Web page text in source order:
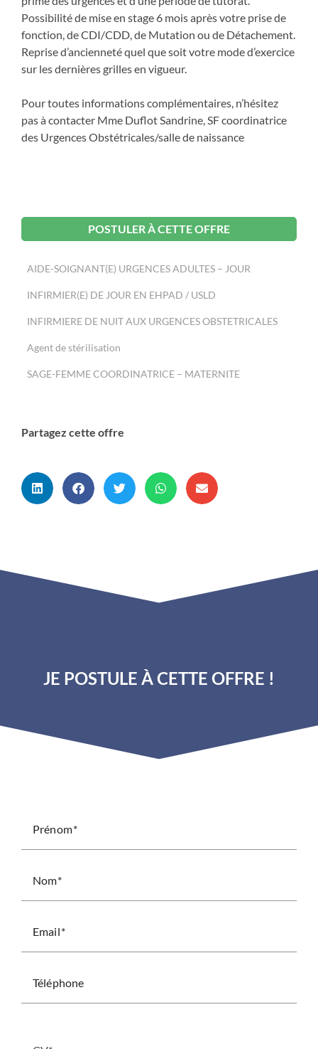
Possibilité de mise en stage 6 mois après votre prise de
fonction, de CDI/CDD, de Mutation ou de Détachement.
Reprise d’ancienneté quel que soit votre mode d’exercice
sur les dernières grilles en vigueur.
Pour toutes informations complémentaires, n’hésitez
pas à contacter Mme Duflot Sandrine, SF coordinatrice
des Urgences Obstétricales/salle de naissance
POSTULER À CETTE OFFRE
AIDE-SOIGNANT(E) URGENCES ADULTES – JOUR
INFIRMIER(E) DE JOUR EN EHPAD / USLD
INFIRMIERE DE NUIT AUX URGENCES OBSTETRICALES
Agent de stérilisation
SAGE-FEMME COORDINATRICE – MATERNITE
Partagez cette offre
JE POSTULE À CETTE OFFRE !
Prénom
Nom
Email
Téléphone